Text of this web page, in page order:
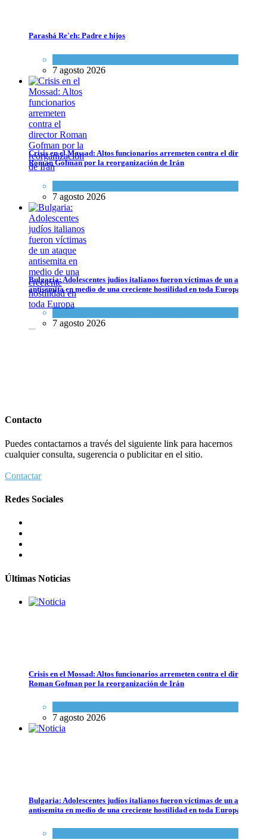
Crisis en el Mossad: Altos funcionarios arremeten contra el director
Tema del día
7 agosto 2026
Bulgaria: Adolescentes judíos italianos fueron víctimas de un ataque
Cultura y Sociedad,Tema del día
7 agosto 2026
Alarma en Israel: Crece el temor de que el apoyo bipartidista
Israel y Medio Oriente
7 agosto 2026
Parashá Re'eh: Padre e hijos
7 agosto 2026
Crisis en el Mossad: Altos funcionarios arremeten contra el director
Roman Gofman por la reorganización de Irán
7 agosto 2026
Bulgaria: Adolescentes judíos italianos fueron víctimas de un ataque
antisemita en medio de una creciente hostilidad en toda Europa
Cultura y Sociedad
7 agosto 2026
tornara violento
Tema del día
7 agosto 2026
7 agosto 2026
Contacto
Puedes contactarnos a través del siguiente link para hacernos
cualquier consulta, sugerencia o publicitar en el sitio.
Contactar
Redes Sociales
Últimas Noticias
Crisis en el Mossad: Altos funcionarios arremeten contra el director
Roman Gofman por la reorganización de Irán
7 agosto 2026
Bulgaria: Adolescentes judíos italianos fueron víctimas de un ataque
antisemita en medio de una creciente hostilidad en toda Europa